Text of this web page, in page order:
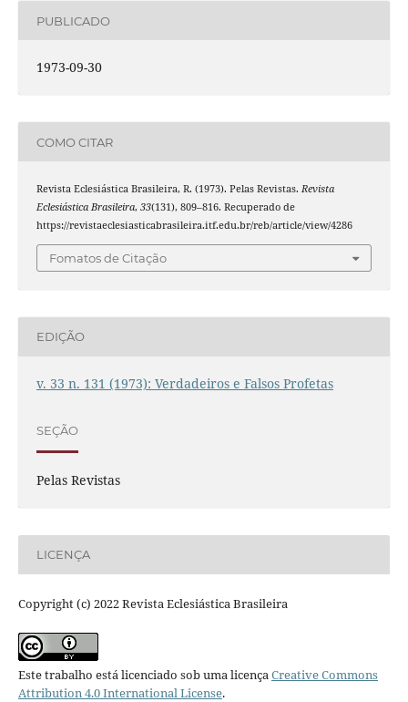
PUBLICADO
1973-09-30
COMO CITAR
Revista Eclesiástica Brasileira, R. (1973). Pelas Revistas. Revista
Eclesiástica Brasileira, 33(131), 809–816. Recuperado de
https://revistaeclesiasticabrasileira.itf.edu.br/reb/article/view/4286
Fomatos de Citação
EDIÇÃO
v. 33 n. 131 (1973): Verdadeiros e Falsos Profetas
SEÇÃO
Pelas Revistas
LICENÇA
Copyright (c) 2022 Revista Eclesiástica Brasileira
Este trabalho está licenciado sob uma licençaCreative Commons
Attribution 4.0 International License.